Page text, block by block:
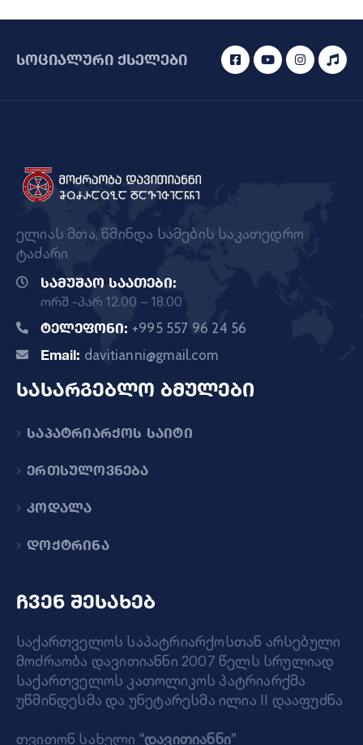
სოციალური ქსელები
ელიას მთა, წმინდა სამების საკათედრო
ტაძარი
სამუშაო საათები:
ორშ -პარ 12.00 – 18.00
ტელეფონი: +995 557 96 24 56
Email: davitianni@gmail.com
სასარგებლო ბმულები
საპატრიარქოს საიტი
ერთსულოვნება
კოდალა
დოქტრინა
ჩვენ შესახებ
საქართველოს საპატრიარქოსთან არსებული
მოძრაობა დავითიანნი 2007 წელს სრულიად
საქართველოს კათოლიკოს პატრიარქმა
უწმინდესმა და უნეტარესმა ილია II დააფუძნა
თვითონ სახელი “დავითიანნი”